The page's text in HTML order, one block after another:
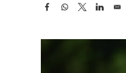
F
e
W
t
T
w
t
L
k
E
i